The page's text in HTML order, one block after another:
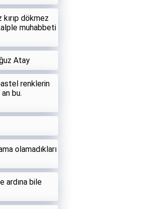
dökmez
muhabbeti
Atay
renklerin
bu.
olamadıkları
ardına bile